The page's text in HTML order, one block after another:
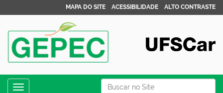
Busca
MAPA DO SITE ACESSIBILIDADE ALTO CONTRASTE
Toggle navigation